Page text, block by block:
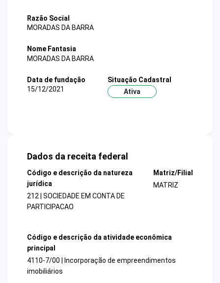
Razão Social
MORADAS DA BARRA
Nome Fantasia
MORADAS DA BARRA
Data de fundação
15/12/2021
Situação Cadastral
Ativa
Dados da receita federal
Código e descrição da natureza
jurídica
212 | SOCIEDADE EM CONTA DE
PARTICIPACAO
Matriz/Filial
MATRIZ
Código e descrição da atividade econômica
principal
4110-7/00 | Incorporação de empreendimentos
imobiliários